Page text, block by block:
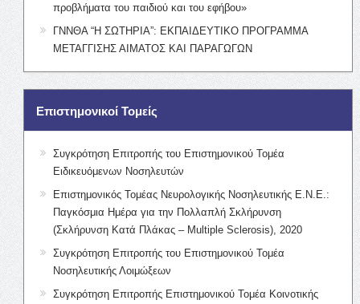
προβλήματα του παιδιού και του εφήβου»
ΓΝΝΘΑ “Η ΣΩΤΗΡΙΑ”: ΕΚΠΑΙΔΕΥΤΙΚΟ ΠΡΟΓΡΑΜΜΑ
ΜΕΤΑΓΓΙΣΗΣ ΑΙΜΑΤΟΣ ΚΑΙ ΠΑΡΑΓΩΓΩΝ
Επιστημονικοί Τομείς
Συγκρότηση Επιτροπής του Επιστημονικού Τομέα
Ειδικευόμενων Νοσηλευτών
Επιστημονικός Τομέας Νευρολογικής Νοσηλευτικής Ε.Ν.Ε.:
Παγκόσμια Ημέρα για την Πολλαπλή Σκλήρυνση
(Σκλήρυνση Κατά Πλάκας – Multiple Sclerosis), 2020
Συγκρότηση Επιτροπής του Επιστημονικού Τομέα
Νοσηλευτικής Λοιμώξεων
Συγκρότηση Επιτροπής Επιστημονικού Τομέα Κοινοτικής